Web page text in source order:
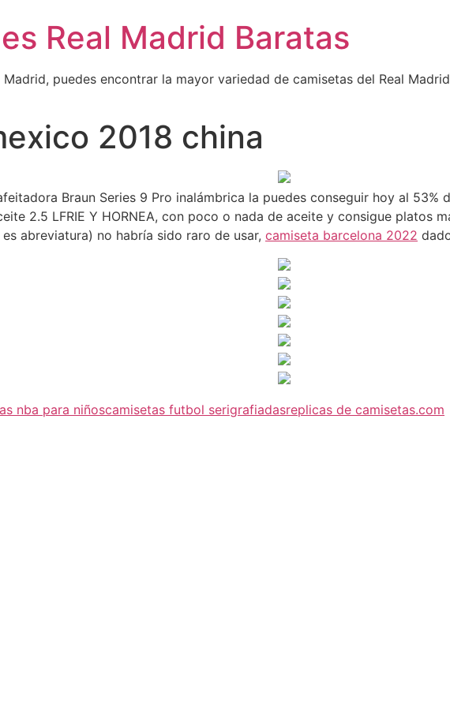
Real Madrid Baratas
Madrid, puedes encontrar la mayor variedad de camisetas del Real
2018 china
Braun Series 9 Pro inalámbrica la puedes conseguir hoy al
2.5 LFRIE Y HORNEA, con poco o nada de aceite y consigue platos
abreviatura) no habría sido raro de usar, camiseta barcelona 2022
nba para niñoscamisetas futbol serigrafiadasreplicas de camisetas.com